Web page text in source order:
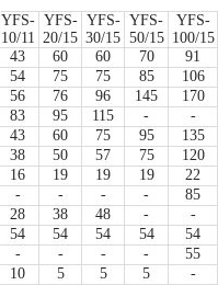
YFS-
10/11
YFS-
20/15
YFS-
30/15
YFS-
50/15
YFS-
100/15
43 60 60 70
91
54 75 75 85
106
56 76 96 145
170
83 95 115 -
-
43 60 75 95
135
38 50 57 75
120
16 19 19 19
22
- - - -
85
28 38 48 -
-
54 54 54 54
54
- - - -
55
10 5 5 5 -